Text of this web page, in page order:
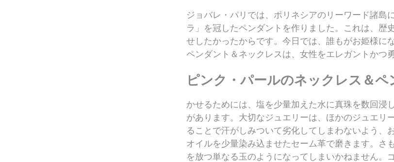
ジョバレ・パリでは、ポリネシアのリーワード諸
ラ」を冠したペンダントを作りました。これは、
せしたかったからです。今日では、誰もがお姫様
ペンダント＆ネックレスは、女性をエレガントかつ
ピンク・パールのネックレス＆
かせるためには、塩を少量加えた水に真珠を数回
があります。大切なジュエリーは、ほかのジュエリ
ることで汗がしみついて劣化してしまわないよう
オイルを少量染み込ませたセーム革で磨きます。さ
を放つ単なる玉のようになってしまいかねません